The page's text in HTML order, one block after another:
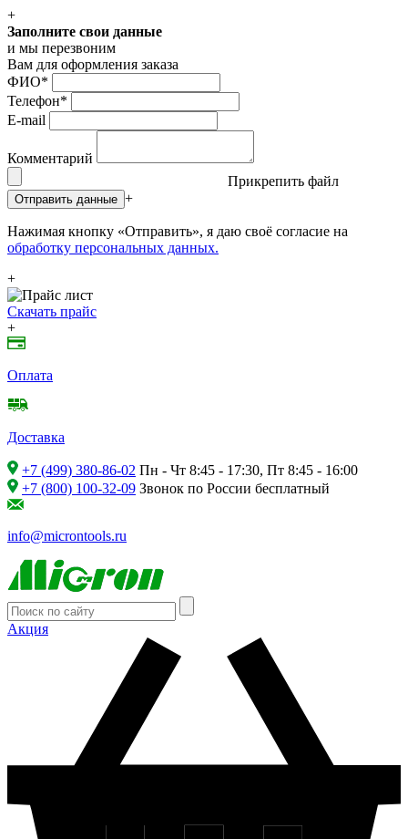
+
Заполните свои данные
и мы перезвоним
Вам для оформления заказа
ФИО*
Телефон*
E-mail
Комментарий
Прикрепить файл
Отправить данные +
Нажимая кнопку «Отправить», я даю своё согласие на
обработку персональных данных.
+
Скачать прайс
+
Оплата
Доставка
+7 (499) 380-86-02 Пн - Чт 8:45 - 17:30, Пт 8:45 - 16:00
+7 (800) 100-32-09 Звонок по России бесплатный
info@microntools.ru
Акция